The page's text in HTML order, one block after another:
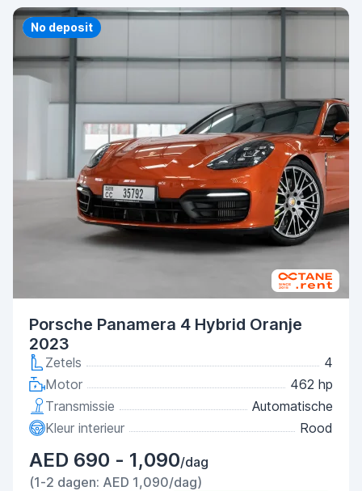
Priority
No deposit
Porsche Panamera 4 Hybrid Oranje
2023
Zetels
4
Motor
462 hp
Transmissie
Automatische
Kleur interieur
Rood
AED 690 - 1,090/dag
(1-2 dagen: AED 1,090/dag)